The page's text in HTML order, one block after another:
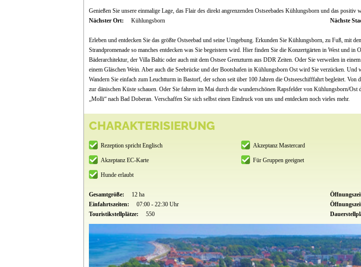
Genießen Sie unsere einmalige Lage, das Flair des direkt angrenzenden Ostseebades Kühlungsborn und das
Nächster Ort:
Kühlungsborn Nächste
Erleben und entdecken Sie das größte Ostseebad und seine Umgebung. Erkunden Sie Kühlungsborn, zu Fuß, mit
Strandpromenade so manches entdecken was Sie begeistern wird. Hier finden Sie die Konzertgärten in West und
Bäderarchitektur, der Villa Baltic oder auch mit dem Ostsee Grenzturm aus DDR Zeiten. Oder Sie verweilen in
einem Gläschen Wein. Aber auch die Seebrücke und der Bootshafen in Kühlungsborn Ost wird Sie verzücken.
Wandern Sie einfach zum Leuchtturm in Bastorf, der schon seit über 100 Jahren die Ostseeschifffahrt begleitet.
zur dänischen Küste schauen. Oder Sie fahren im Mai durch die wunderschönen Rapsfelder von Kühlungsborn/Ost
„Molli“ nach Bad Doberan. Verschaffen Sie sich selbst einen Eindruck von uns und entdecken noch vieles mehr.
CHARAKTERISIERUNG
Rezeption spricht Englisch Akzeptanz Mastercard
Akzeptanz EC-Karte Für Gruppen geeignet
Hunde erlaubt
Gesamtgröße: 12 ha
Einfahrtszeiten:
07:00 - 22:30 Uhr
Touristikstellplätze:
550